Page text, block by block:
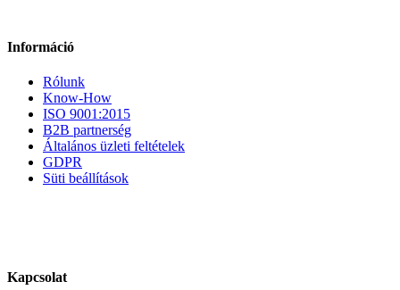
Információ
Rólunk
Know-How
ISO 9001:2015
B2B partnerség
Általános üzleti feltételek
GDPR
Süti beállítások
Kapcsolat